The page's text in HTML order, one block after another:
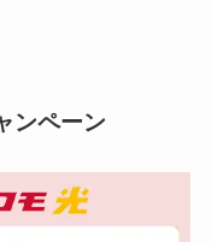
ンペーン